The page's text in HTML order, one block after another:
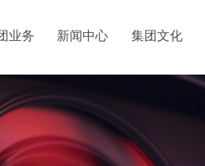
业务 新闻中心 集团文化